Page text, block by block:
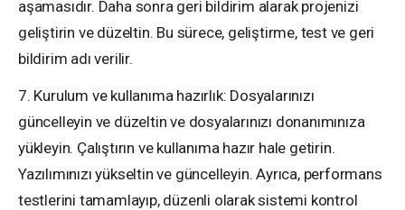
aşamasıdır. Daha sonra geri bildirim alarak projenizi
geliştirin ve düzeltin. Bu sürece, geliştirme, test ve geri
bildirim adı verilir.
7. Kurulum ve kullanıma hazırlık: Dosyalarınızı
güncelleyin ve düzeltin ve dosyalarınızı donanımınıza
yükleyin. Çalıştırın ve kullanıma hazır hale getirin.
Yazılımınızı yükseltin ve güncelleyin. Ayrıca, performans
testlerini tamamlayıp, düzenli olarak sistemi kontrol